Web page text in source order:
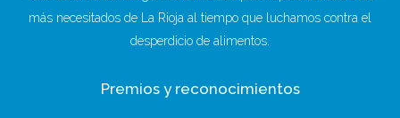
más necesitados de La Rioja al tiempo que luchamos contra el
desperdicio de alimentos.
Premios y reconocimientos